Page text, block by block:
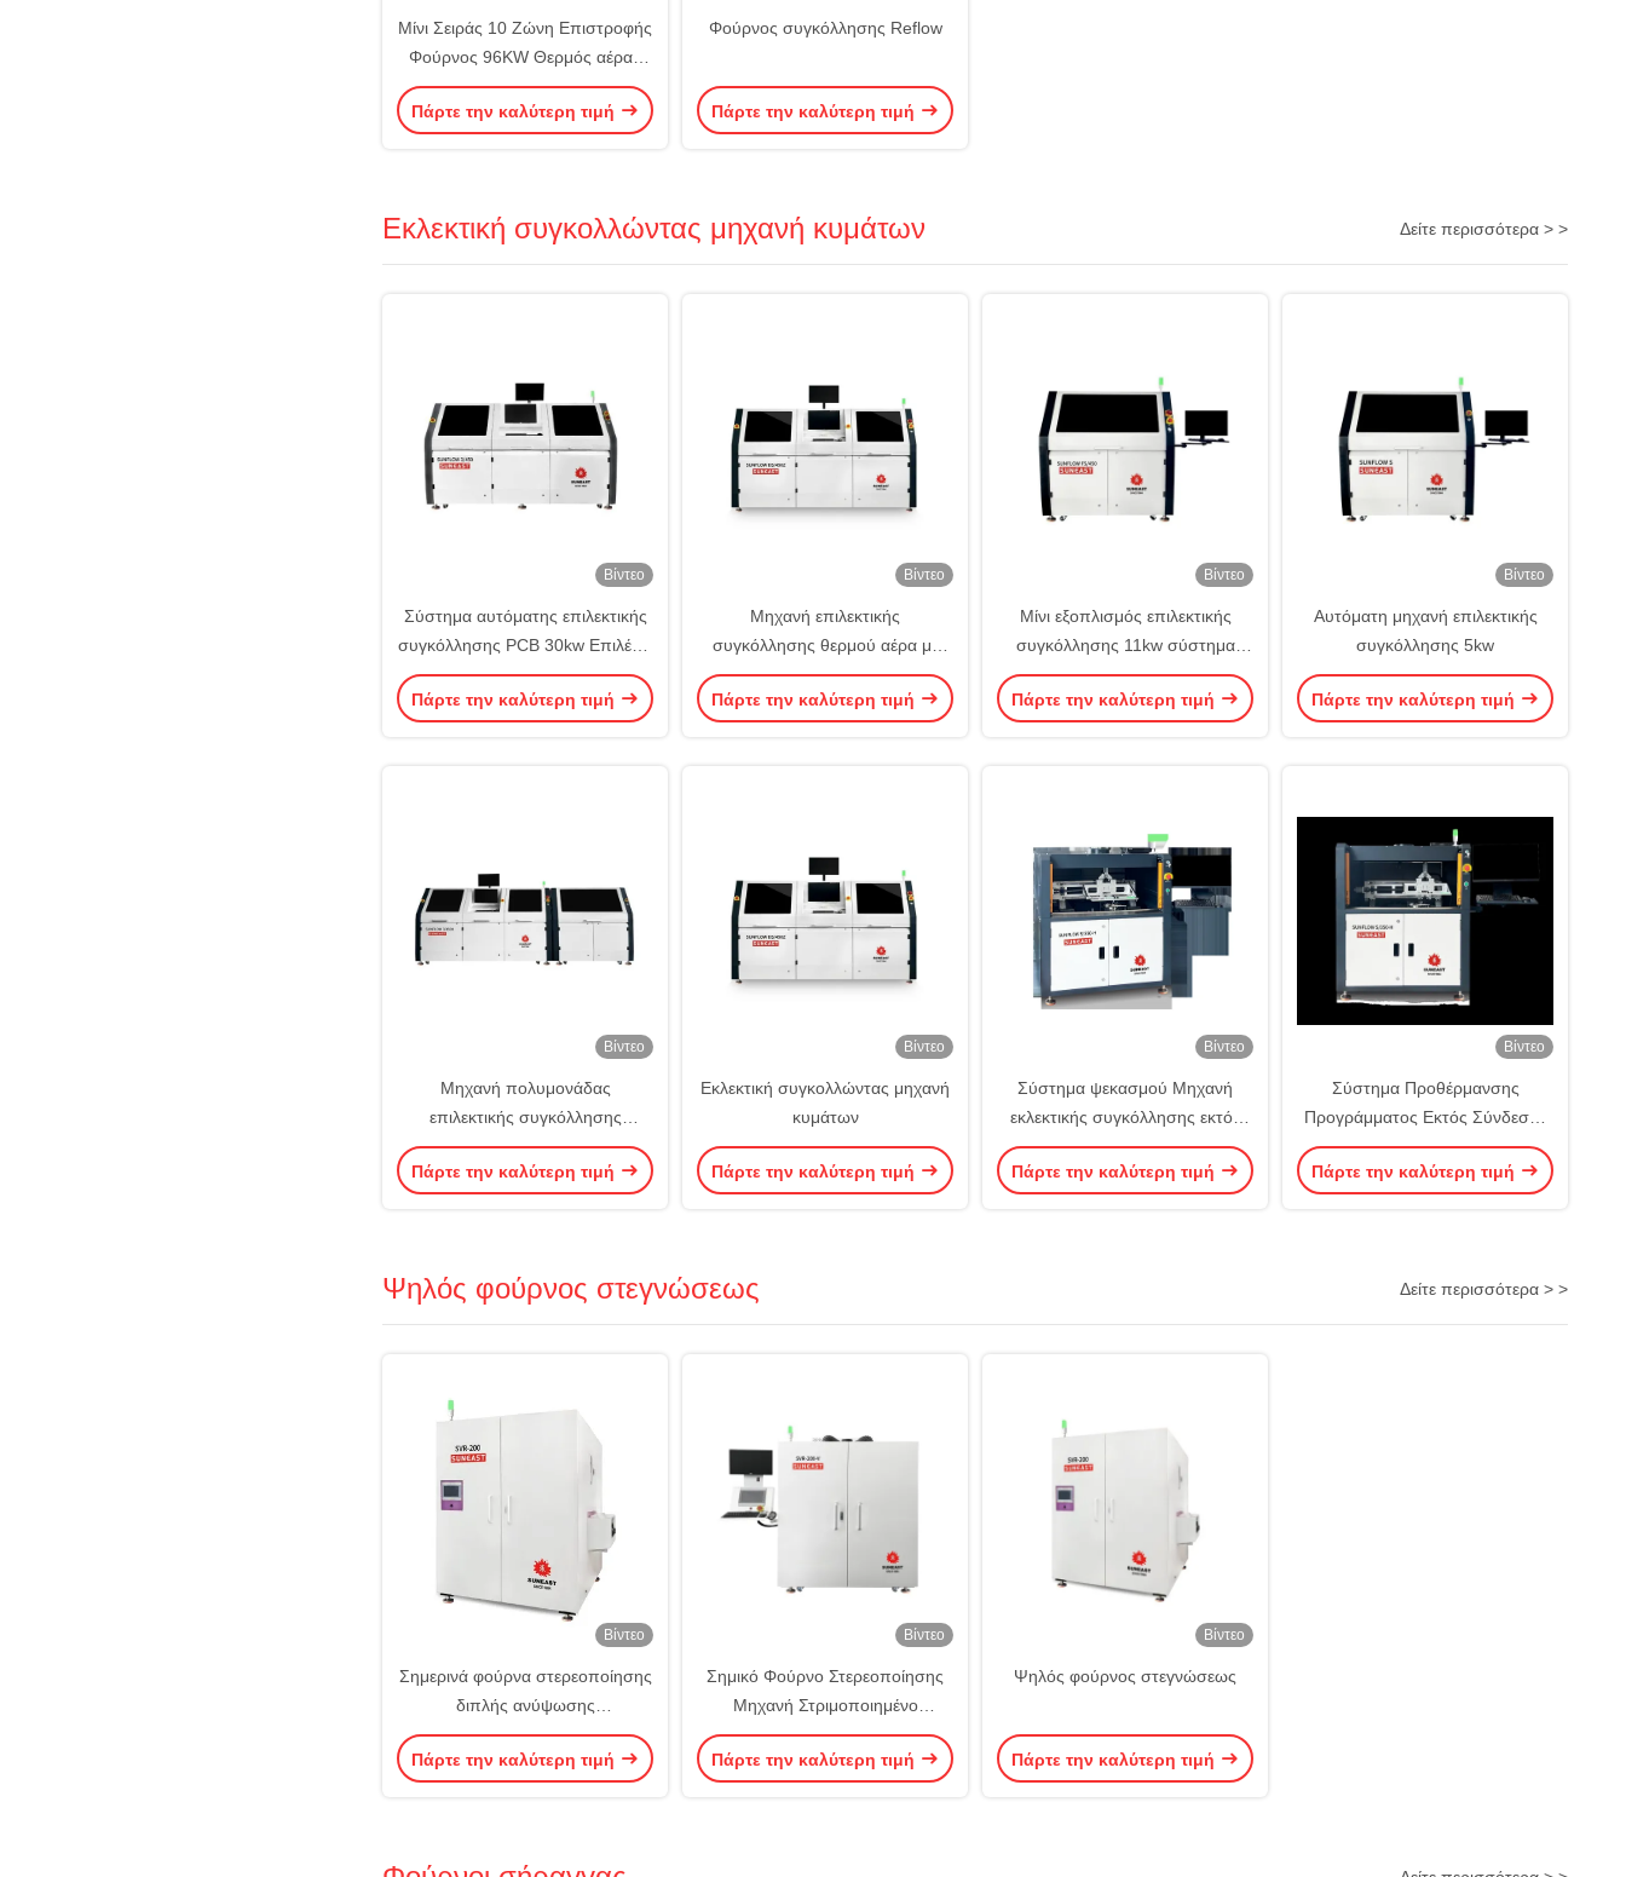
Μίνι Σειράς 10 Ζώνη Επιστροφής
Φούρνος 96KW Θερμός αέρας
Επιστροφής Φούρνος
συγκόλλησης
Πάρτε την καλύτερη τιμή
Φούρνος συγκόλλησης Reflow
Πάρτε την καλύτερη τιμή
Εκλεκτική συγκολλώντας μηχανή κυμάτων Δείτε περισσότερα > >
Βίντεο
Σύστημα αυτόματης επιλεκτικής
συγκόλλησης PCB 30kw Επιλέξτε
μηχανή συγκόλλησης
Πάρτε την καλύτερη τιμή
Βίντεο
Μηχανή επιλεκτικής
συγκόλλησης θερμού αέρα με
διπλές ηλεκτρομαγνητικές αντλίες
Πάρτε την καλύτερη τιμή
Βίντεο
Μίνι εξοπλισμός επιλεκτικής
συγκόλλησης 11kw σύστημα
επιλεκτικής συγκόλλησης PCB
Πάρτε την καλύτερη τιμή
Βίντεο
Αυτόματη μηχανή επιλεκτικής
συγκόλλησης 5kw
Πάρτε την καλύτερη τιμή
Βίντεο
Μηχανή πολυμονάδας
επιλεκτικής συγκόλλησης
κυμάτων συνδυασμένη επιλεκτική
συγκόλληση κυμάτων
Πάρτε την καλύτερη τιμή
Βίντεο
Εκλεκτική συγκολλώντας μηχανή
κυμάτων
Πάρτε την καλύτερη τιμή
Βίντεο
Σύστημα ψεκασμού Μηχανή
εκλεκτικής συγκόλλησης εκτός
σύνδεσης Σύστημα οπτικής
παρακολούθησης Επιλεκτική
Πάρτε την καλύτερη τιμή
Βίντεο
Σύστημα Προθέρμανσης
Προγράμματος Εκτός Σύνδεσης
Μηχανή Επιλεκτικής
Συγκόλλησης Υψηλής
Πάρτε την καλύτερη τιμή
Ψηλός φούρνος στεγνώσεως Δείτε περισσότερα > >
Βίντεο
Σημερινά φούρνα στερεοποίησης
διπλής ανύψωσης
μικροεπαγγελματικό φούρνο
στερεοποίησης σύνθετης ύλης
Πάρτε την καλύτερη τιμή
Βίντεο
Σημικό Φούρνο Στερεοποίησης
Μηχανή Στριμοποιημένο
Βιομηχανικό Φούρνο
Στερεοποίησης
Πάρτε την καλύτερη τιμή
Βίντεο
Ψηλός φούρνος στεγνώσεως
Πάρτε την καλύτερη τιμή